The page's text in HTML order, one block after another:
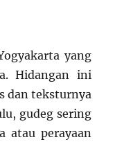
yang
Hidangan ini
dan teksturnya
gudeg sering
atau perayaan